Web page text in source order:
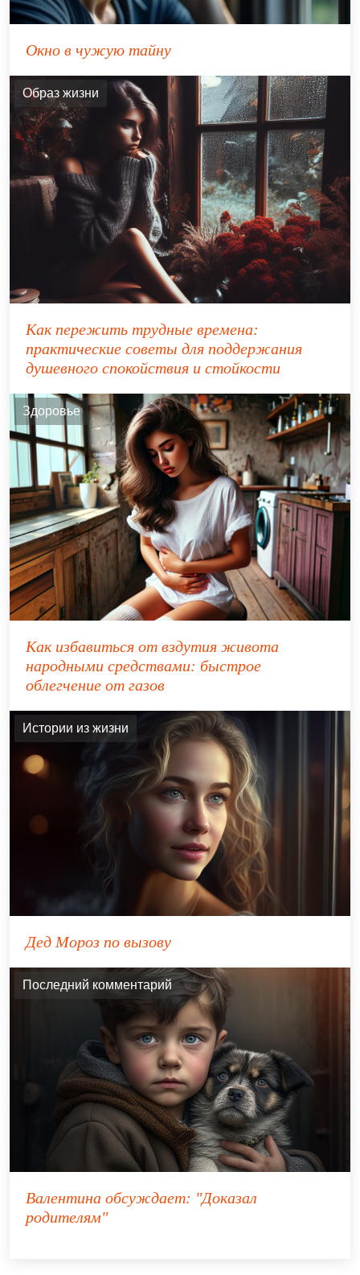
Окно в чужую тайну
Образ жизни
Как пережить трудные времена:
практические советы для поддержания
душевного спокойствия и стойкости
Здоровье
Как избавиться от вздутия живота
народными средствами: быстрое
облегчение от газов
Истории из жизни
Дед Мороз по вызову
Последний комментарий
Валентина обсуждает: "Доказал
родителям"